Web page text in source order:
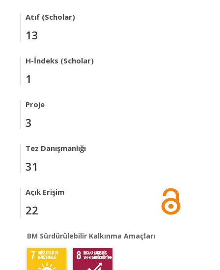
Atıf (Scholar)
13
H-İndeks (Scholar)
1
Proje
3
Tez Danışmanlığı
31
Açık Erişim
22
BM Sürdürülebilir Kalkınma Amaçları